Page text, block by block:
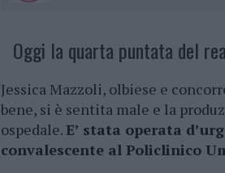
Oggi la quarta puntata del
Jessica Mazzoli, olbiese e
bene, si è sentita male e la
ospedale.E’ stata operata
convalescente al Policlinico